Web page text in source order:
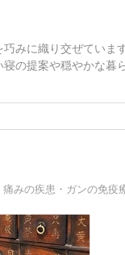
みに織り交ぜていま
の提案や穏やかな暮